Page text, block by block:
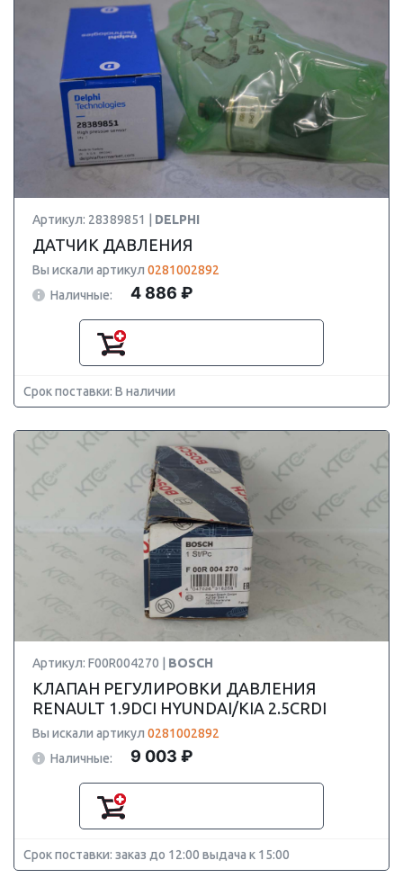
Артикул: 28389851 | DELPHI
ДАТЧИК ДАВЛЕНИЯ
Вы искали артикул 0281002892
Наличные:
4 886 ₽
Срок поставки: В наличии
Артикул: F00R004270 | BOSCH
КЛАПАН РЕГУЛИРОВКИ ДАВЛЕНИЯ
RENAULT 1.9DCI HYUNDAI/KIA 2.5CRDI
Вы искали артикул 0281002892
Наличные:
9 003 ₽
Срок поставки: заказ до 12:00 выдача к 15:00